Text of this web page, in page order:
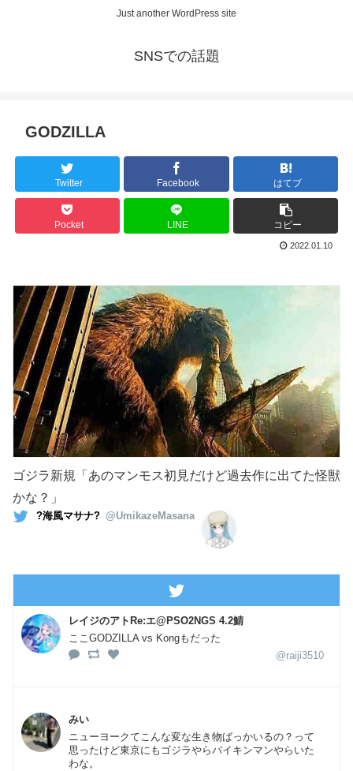
Just another WordPress site
SNSでの話題
GODZILLA
Twitter Facebook はてブ
Pocket LINE コピー
2022.01.10
ゴジラ新規「あのマンモス初見だけど過去作に出てた怪獣
かな？」
?海風マサナ? @UmikazeMasana
レイジのアトRe:エ@PSO2NGS 4.2鯖
ここGODZILLA vs Kongもだった
@raiji3510
みい
ニューヨークてこんな変な生き物ばっかいるの？って
思ったけど東京にもゴジラやらバイキンマンやらいた
わな。